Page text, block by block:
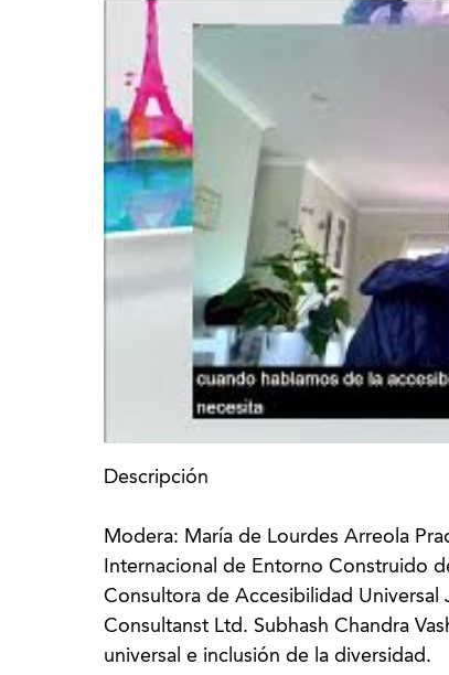
Descripción
Modera: María de Lourdes Arreola
Internacional de Entorno Construido
Consultora de Accesibilidad
Consultanst Ltd. Subhash Chandra
universal e inclusión de la diversidad.